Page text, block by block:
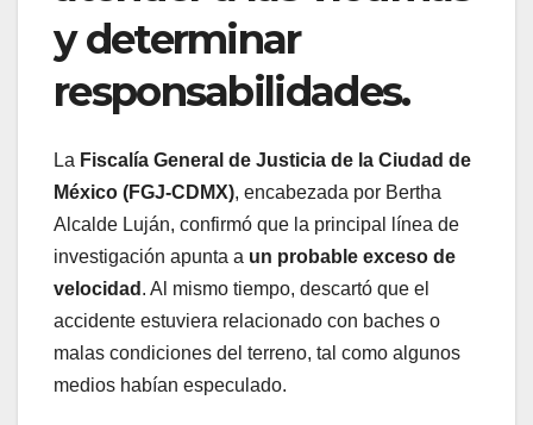
y determinar
responsabilidades.
La Fiscalía General de Justicia de la Ciudad de
México (FGJ-CDMX), encabezada por Bertha
Alcalde Luján, confirmó que la principal línea de
investigación apunta a un probable exceso de
velocidad . Al mismo tiempo, descartó que el
accidente estuviera relacionado con baches o
malas condiciones del terreno, tal como algunos
medios habían especulado.